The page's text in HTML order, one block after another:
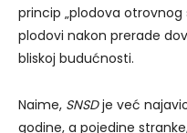
princip „plodova otrovnog
plodovi nakon prerade
bliskoj budućnosti.
Naime, SNSDje već
godine, a pojedine